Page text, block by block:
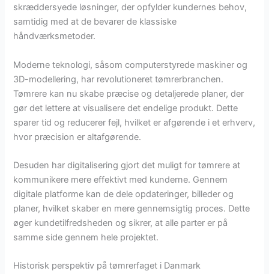
skræddersyede løsninger, der opfylder kundernes behov,
samtidig med at de bevarer de klassiske
håndværksmetoder.
Moderne teknologi, såsom computerstyrede maskiner og
3D-modellering, har revolutioneret tømrerbranchen.
Tømrere kan nu skabe præcise og detaljerede planer, der
gør det lettere at visualisere det endelige produkt. Dette
sparer tid og reducerer fejl, hvilket er afgørende i et erhverv,
hvor præcision er altafgørende.
Desuden har digitalisering gjort det muligt for tømrere at
kommunikere mere effektivt med kunderne. Gennem
digitale platforme kan de dele opdateringer, billeder og
planer, hvilket skaber en mere gennemsigtig proces. Dette
øger kundetilfredsheden og sikrer, at alle parter er på
samme side gennem hele projektet.
Historisk perspektiv på tømrerfaget i Danmark